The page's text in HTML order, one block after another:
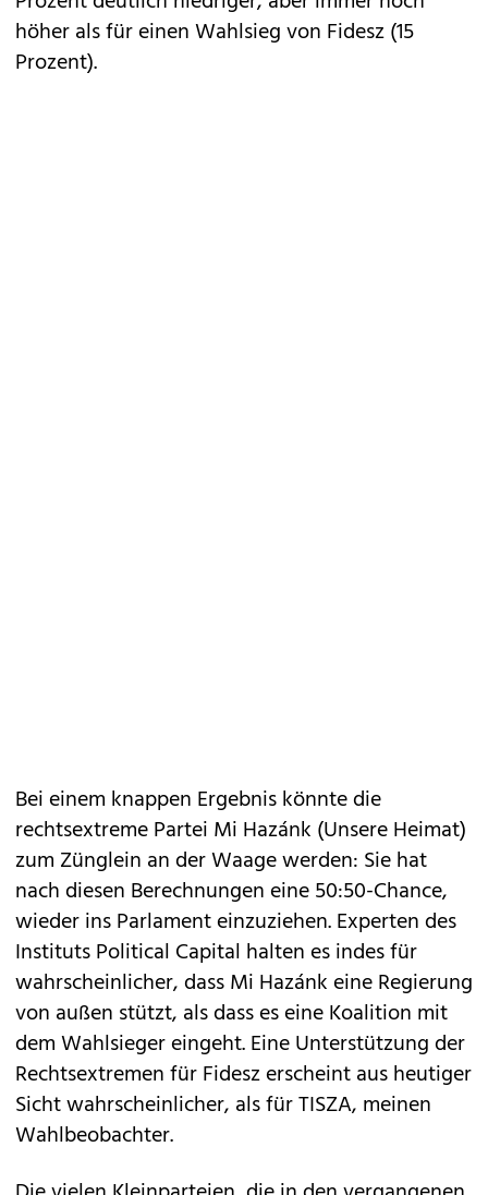
höher als für einen Wahlsieg von Fidesz (15
Prozent).
Bei einem knappen Ergebnis könnte die
rechtsextreme Partei Mi Hazánk (Unsere Heimat)
zum Zünglein an der Waage werden: Sie hat
nach diesen Berechnungen eine 50:50-Chance,
wieder ins Parlament einzuziehen. Experten des
Instituts Political Capital halten es indes für
wahrscheinlicher, dass Mi Hazánk eine Regierung
von außen stützt, als dass es eine Koalition mit
dem Wahlsieger eingeht. Eine Unterstützung der
Rechtsextremen für Fidesz erscheint aus heutiger
Sicht wahrscheinlicher, als für TISZA, meinen
Wahlbeobachter.